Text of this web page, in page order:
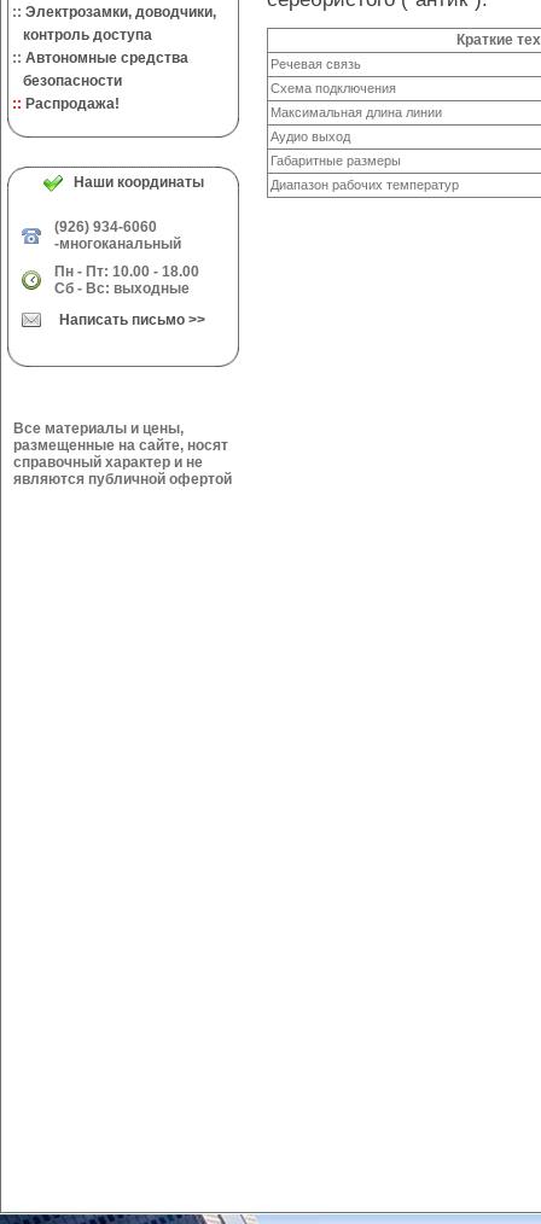
:: Электрозамки, доводчики,
контроль доступа
:: Автономные средства
безопасности
:: Распродажа!
Наши координаты
(926) 934-6060
-многоканальный
Пн - Пт: 10.00 - 18.00
Сб - Вс: выходные
Написать письмо >>
Все материалы и цены,
размещенные на сайте, носят
справочный характер и не
являются публичной офертой
Краткие
Речевая связь
Схема подключения
Максимальная длина линии
Аудио выход
Габаритные размеры
Диапазон рабочих температур